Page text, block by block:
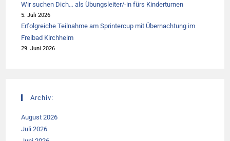
Wir suchen Dich… als Übungsleiter/-in fürs Kinderturnen
5. Juli 2026
Erfolgreiche Teilnahme am Sprintercup mit Übernachtung im
Freibad Kirchheim
29. Juni 2026
Archiv:
August 2026
Juli 2026